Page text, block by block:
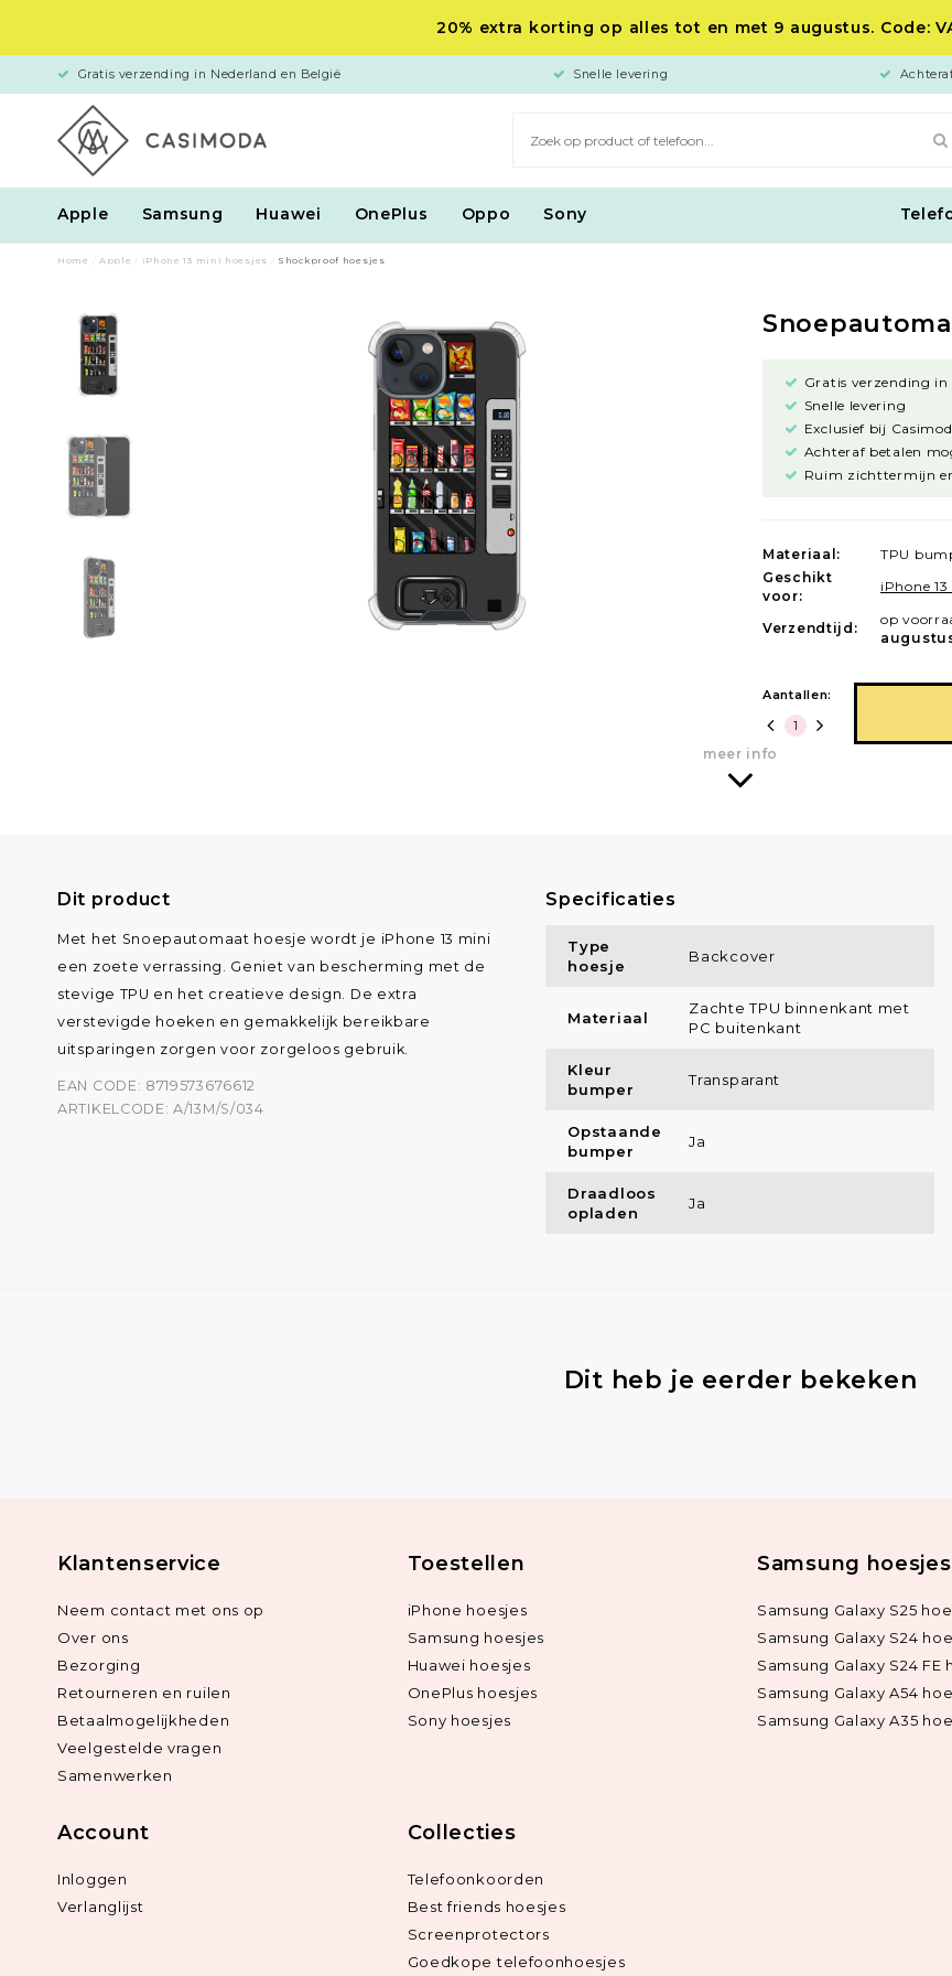
20% extra korting op alles tot en met 9 augustus. Code:
Gratis verzending in Nederland en België Snelle levering
Apple Samsung Huawei OnePlus Oppo Sony
Home Apple iPhone 13 mini hoesjes Shockproof hoesjes
Gratis verzending in
Snelle levering
Exclusief bij
Achteraf betalen
Ruim zichttermijn
Materiaal:
TPU
Geschikt
voor:
iPhone
Verzendtijd:
op
Aantallen:
meer info
Dit product
Met het Snoepautomaat hoesje wordt je iPhone 13 mini
een zoete verrassing. Geniet van bescherming met de
stevige TPU en het creatieve design. De extra
verstevigde hoeken en gemakkelijk bereikbare
uitsparingen zorgen voor zorgeloos gebruik.
EAN CODE: 8719573676612
ARTIKELCODE: A/13M/S/034
Specificaties
Type
hoesje
Backcover
Materiaal
Zachte TPU binnenkant met
PC buitenkant
Kleur
bumper
Transparant
Opstaande
bumper
Ja
Draadloos
opladen
Ja
Dit heb je eerder bekeken
Klantenservice
Neem contact met ons op
Over ons
Bezorging
Retourneren en ruilen
Betaalmogelijkheden
Veelgestelde vragen
Samenwerken
Toestellen
iPhone hoesjes
Samsung hoesjes
Huawei hoesjes
OnePlus hoesjes
Sony hoesjes
Samsung hoesjes
Samsung Galaxy S25
Samsung Galaxy S24
Samsung Galaxy S24 FE
Samsung Galaxy A54
Samsung Galaxy A35
Account
Inloggen
Verlanglijst
Collecties
Telefoonkoorden
Best friends hoesjes
Screenprotectors
Goedkope telefoonhoesjes